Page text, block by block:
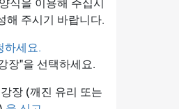
식을 이용해 주십시
해 주시기 바랍니다.
하세요.
장"을 선택하세요.
장 (깨진 유리 또는